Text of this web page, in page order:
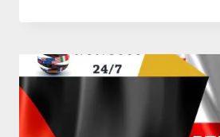
ᲗᲐᲠᲒᲛᲜᲐ
577
546